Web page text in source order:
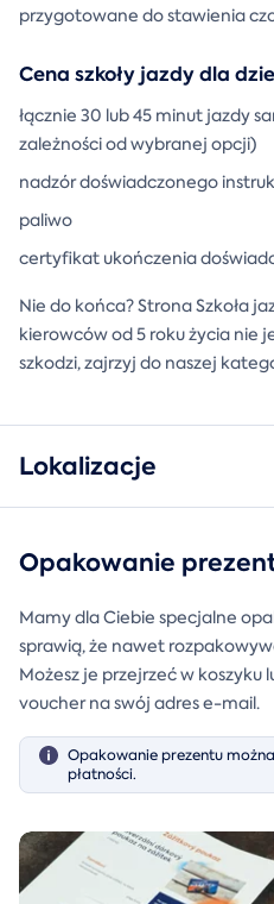
przygotowane do stawienia
Cena szkoły jazdy dla
łącznie 30 lub 45 minut jazdy
zależności od wybranej opcji)
nadzór doświadczonego
paliwo
certyfikat ukończenia
Nie do końca? Strona Szkoła
kierowców od 5 roku życia nie
szkodzi, zajrzyj do naszej
Lokalizacje
Opakowanie
Mamy dla Ciebie specjalne
sprawią, że nawet
Możesz je przejrzeć w koszyku
voucher na swój adres e-mail.
Opakowanie prezentu
płatności.